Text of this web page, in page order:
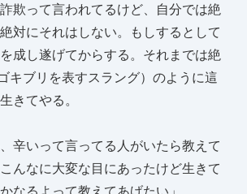
詐欺って言われてるけど、自分では絶
対にそれはしない。もしするとして
成し遂げてからする。それまでは絶
キブリを表すスラング）のように這
きてやる。
辛いって言ってる人がいたら教えて
んなに大変な目にあったけど生きて
なるよって教えてあげたい」